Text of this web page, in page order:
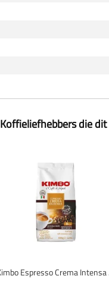
Koffieliefhebbers die